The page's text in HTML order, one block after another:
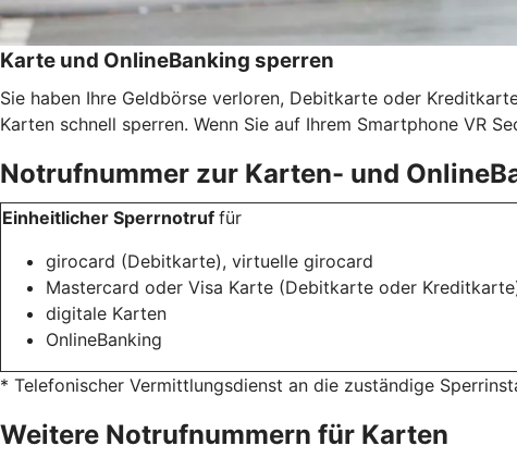
Karte und OnlineBanking sperren
Sie haben Ihre Geldbörse verloren, Debitkarte oder
Karten schnell sperren. Wenn Sie auf Ihrem Smartphone VR
Notrufnummer zur Karten- und
Einheitlicher Sperrnotruf für
girocard (Debitkarte), virtuelle girocard
Mastercard oder Visa Karte (Debitkarte oder
digitale Karten
OnlineBanking
* Telefonischer Vermittlungsdienst an die zuständige
Weitere Notrufnummern für Karten